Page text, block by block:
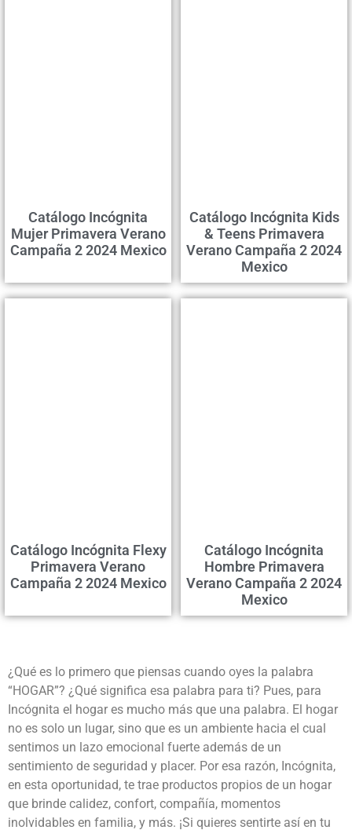
Catálogo Incógnita
Mujer Primavera Verano
Campaña 2 2024 Mexico
Catálogo Incógnita Kids
& Teens Primavera
Verano Campaña 2 2024
Mexico
Catálogo Incógnita Flexy
Primavera Verano
Campaña 2 2024 Mexico
Catálogo Incógnita
Hombre Primavera
Verano Campaña 2 2024
Mexico
¿Qué es lo primero que piensas cuando oyes la palabra
“HOGAR”? ¿Qué significa esa palabra para ti? Pues, para
Incógnita el hogar es mucho más que una palabra. El hogar
no es solo un lugar, sino que es un ambiente hacia el cual
sentimos un lazo emocional fuerte además de un
sentimiento de seguridad y placer. Por esa razón, Incógnita,
en esta oportunidad, te trae productos propios de un hogar
que brinde calidez, confort, compañía, momentos
inolvidables en familia, y más. ¡Si quieres sentirte así en tu